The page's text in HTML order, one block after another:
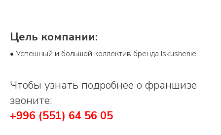
Цель компании:
• Успешный и большой коллектив бренда Iskushenie
Чтобы узнать подробнее о франшизе
звоните:
+996 (551) 64 56 05